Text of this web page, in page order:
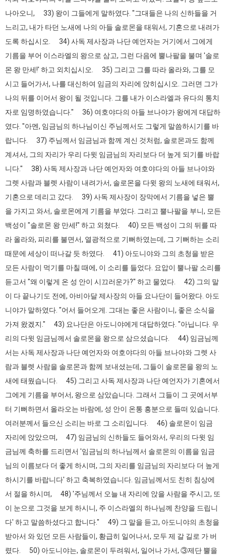
나아오니, 33) 왕이 그들에게 말하였다. "그대들은 나의 신하들을 거
느리고, 내가 타던 노새에 나의 아들 솔로몬을 태워서, 기혼으로 내려가
도록 하십시오. 34) 사독 제사장과 나단 예언자는 거기에서 그에게
기름을 부어 이스라엘의 왕으로 삼고, 그런 다음에 뿔나팔을 불며 '솔로
몬 왕 만세!' 하고 외치십시오. 35) 그리고 그를 따라 올라와, 그를 모
시고 들어가서, 나를 대신하여 임금의 자리에 앉히십시오. 그러면 그가
나의 뒤를 이어서 왕이 될 것입니다. 그를 내가 이스라엘과 유다의 통치
자로 임명하였습니다." 36) 여호야다의 아들 브나야가 왕에게 대답하
였다. "아멘, 임금님의 하나님이신 주님께서도 그렇게 말씀하시기를 바
랍니다. 37) 주님께서 임금님과 함께 계신 것처럼, 솔로몬과도 함께
계셔서, 그의 자리가 우리 다윗 임금님의 자리보다 더 높게 되기를 바랍
니다." 38) 사독 제사장과 나단 예언자와 여호야다의 아들 브나야와
그렛 사람과 블렛 사람이 내려가서, 솔로몬을 다윗 왕의 노새에 태워서,
기혼으로 데리고 갔다. 39) 사독 제사장이 장막에서 기름을 넣은 뿔
을 가지고 와서, 솔로몬에게 기름을 부었다. 그리고 뿔나팔을 부니, 모든
백성이 "솔로몬 왕 만세!" 하고 외쳤다. 40) 모든 백성이 그의 뒤를 따
라 올라와, 피리를 불면서, 열광적으로 기뻐하였는데, 그 기뻐하는 소리
때문에 세상이 떠나갈 듯 하였다. 41) 아도니야와 그의 초청을 받은
모든 사람이 먹기를 마칠 때에, 이 소리를 들었다. 요압이 뿔나팔 소리를
듣고서 "왜 이렇게 온 성 안이 시끄러운가?" 하고 물었다. 42) 그의 말
이 다 끝나기도 전에, 아비아달 제사장의 아들 요나단이 들어왔다. 아도
니야가 말하였다. "어서 들어오게. 그대는 좋은 사람이니, 좋은 소식을
가져 왔겠지." 43) 요나단은 아도니야에게 대답하였다. "아닙니다. 우
리의 다윗 임금님께서 솔로몬을 왕으로 삼으셨습니다. 44) 임금님께
서는 사독 제사장과 나단 예언자와 여호야다의 아들 브나야와 그렛 사
람과 블렛 사람을 솔로몬과 함께 보내셨는데, 그들이 솔로몬을 왕의 노
새에 태웠습니다. 45) 그리고 사독 제사장과 나단 예언자가 기혼에서
그에게 기름을 부어서, 왕으로 삼았습니다. 그래서 그들이 그 곳에서부
터 기뻐하면서 올라오는 바람에, 성 안이 온통 흥분으로 들떠 있습니다.
여러분께서 들으신 소리는 바로 그 소리입니다. 46) 솔로몬이 임금
자리에 앉았으며, 47) 임금님의 신하들도 들어와서, 우리의 다윗 임
금님께 축하를 드리면서 '임금님의 하나님께서 솔로몬의 이름을 임금
님의 이름보다 더 좋게 하시며, 그의 자리를 임금님의 자리보다 더 높게
하시기를 바랍니다' 하고 축복하였습니다. 임금님께서도 친히 침상에
서 절을 하시며, 48) '주님께서 오늘 내 자리에 앉을 사람을 주시고, 또
이 눈으로 그것을 보게 하시니, 주 이스라엘의 하나님께 찬양을 드립니
다' 하고 말씀하셨다고 합니다." 49) 그 말을 듣고, 아도니야의 초청을
받아서 와 있던 모든 사람들이, 황급히 일어나서, 모두 제 갈 길로 가 버
렸다. 50) 아도니야는, 솔로몬이 두려워서, 일어나 가서, ③제단 뿔을